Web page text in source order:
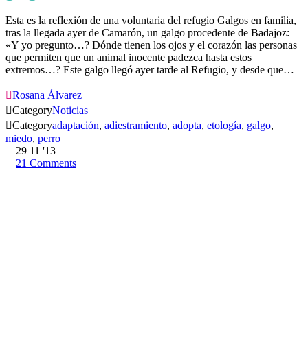
Esta es la reflexión de una voluntaria del refugio Galgos en familia,
tras la llegada ayer de Camarón, un galgo procedente de Badajoz:
«Y yo pregunto…? Dónde tienen los ojos y el corazón las personas
que permiten que un animal inocente padezca hasta estos
extremos…? Este galgo llegó ayer tarde al Refugio, y desde que…
Rosana Álvarez
CategoryNoticias
Categoryadaptación, adiestramiento, adopta, etología, galgo,
miedo, perro
29 11 '13
21 Comments